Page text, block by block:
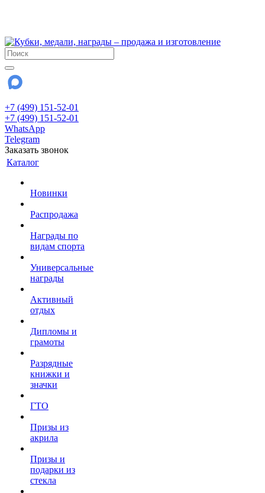
+7 (499) 151-52-01
+7 (499) 151-52-01
WhatsApp
Telegram
Заказать звонок
Каталог
Новинки
Распродажа
Награды по
видам спорта
Универсальные
награды
Активный
отдых
Дипломы и
грамоты
Разрядные
книжки и
значки
ГТО
Призы из
акрила
Призы и
подарки из
стекла